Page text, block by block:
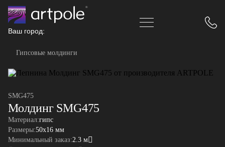
Ваш город:
Гипсовые молдинги
SMG475
Молдинг SMG475
Материал:гипс
Размеры:50x16 мм
Минимальный заказ:2.3 м